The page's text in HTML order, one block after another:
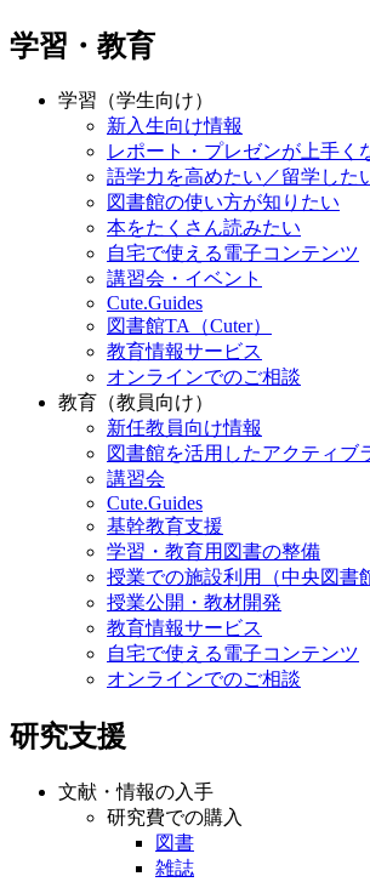
学習・教育
学習（学生向け）
新入生向け情報
レポート・プレゼンが上手く
語学力を高めたい／留学した
図書館の使い方が知りたい
本をたくさん読みたい
自宅で使える電子コンテンツ
講習会・イベント
Cute.Guides
図書館TA（Cuter）
教育情報サービス
オンラインでのご相談
教育（教員向け）
新任教員向け情報
図書館を活用したアクティブ
講習会
Cute.Guides
基幹教育支援
学習・教育用図書の整備
授業での施設利用（中央図書
授業公開・教材開発
教育情報サービス
自宅で使える電子コンテンツ
オンラインでのご相談
研究支援
文献・情報の入手
研究費での購入
図書
雑誌